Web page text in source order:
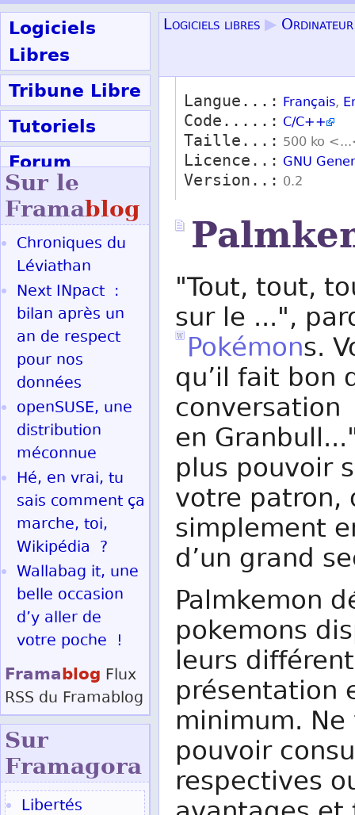
Logiciels
Libres
Tribune Libre
Tutoriels
Forum
Participer
Logiciels libres ▶
Langue...: Français,
Code.....: C/C++
Taille...: 500 ko
Licence..: GNU
Version..: 0.2
"Tout, tout,
sur le ...",
Pokémons.
qu’il fait bon
conversation
en
plus pouvoir
votre patron,
simplement
d’un grand
Palmkemon
pokemons
leurs
présentation
minimum.
pouvoir
respectives
Sur le
Framablog
Chroniques du
Léviathan
Next INpact :
bilan après un
an de respect
pour nos
données
openSUSE, une
distribution
méconnue
Hé, en vrai, tu
sais comment ça
marche, toi,
Wikipédia ?
Wallabag it, une
belle occasion
d’y aller de
votre poche !
Framablog Flux
RSS du Framablog
Sur
Framagora
Libertés